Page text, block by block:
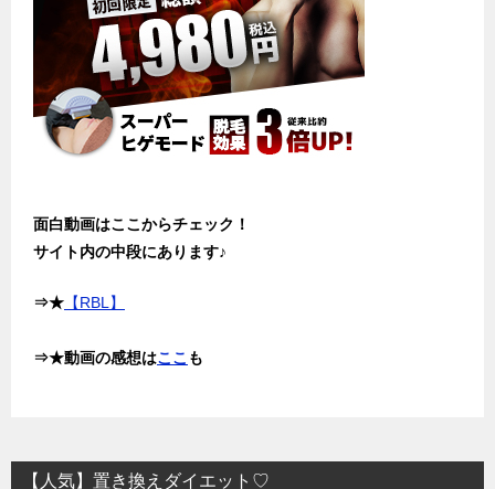
面白動画はここからチェック！
サイト内の中段にあります♪
⇒★ 【RBL】
⇒★動画の感想はここ も
【人気】置き換えダイエット♡